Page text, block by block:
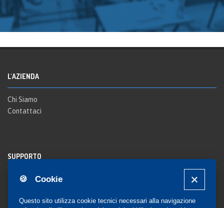
🍪 Cookie
Questo sito utilizza cookie tecnici necessari alla navigazione
L'AZIENDA
Chi Siamo
Contattaci
SUPPORTO
Registrazione al sito
Notifica